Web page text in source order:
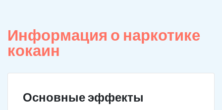
Информация о наркотике
кокаин
Основные эффекты